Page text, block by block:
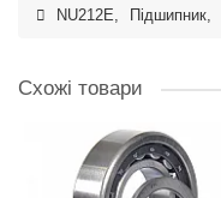
NU212E, Підшипник,
Схожі товари